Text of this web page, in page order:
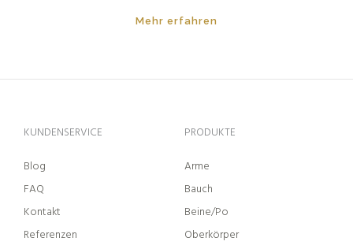
Mehr erfahren
KUNDENSERVICE
Blog
FAQ
Kontakt
Referenzen
PRODUKTE
Arme
Bauch
Beine/Po
Oberkörper